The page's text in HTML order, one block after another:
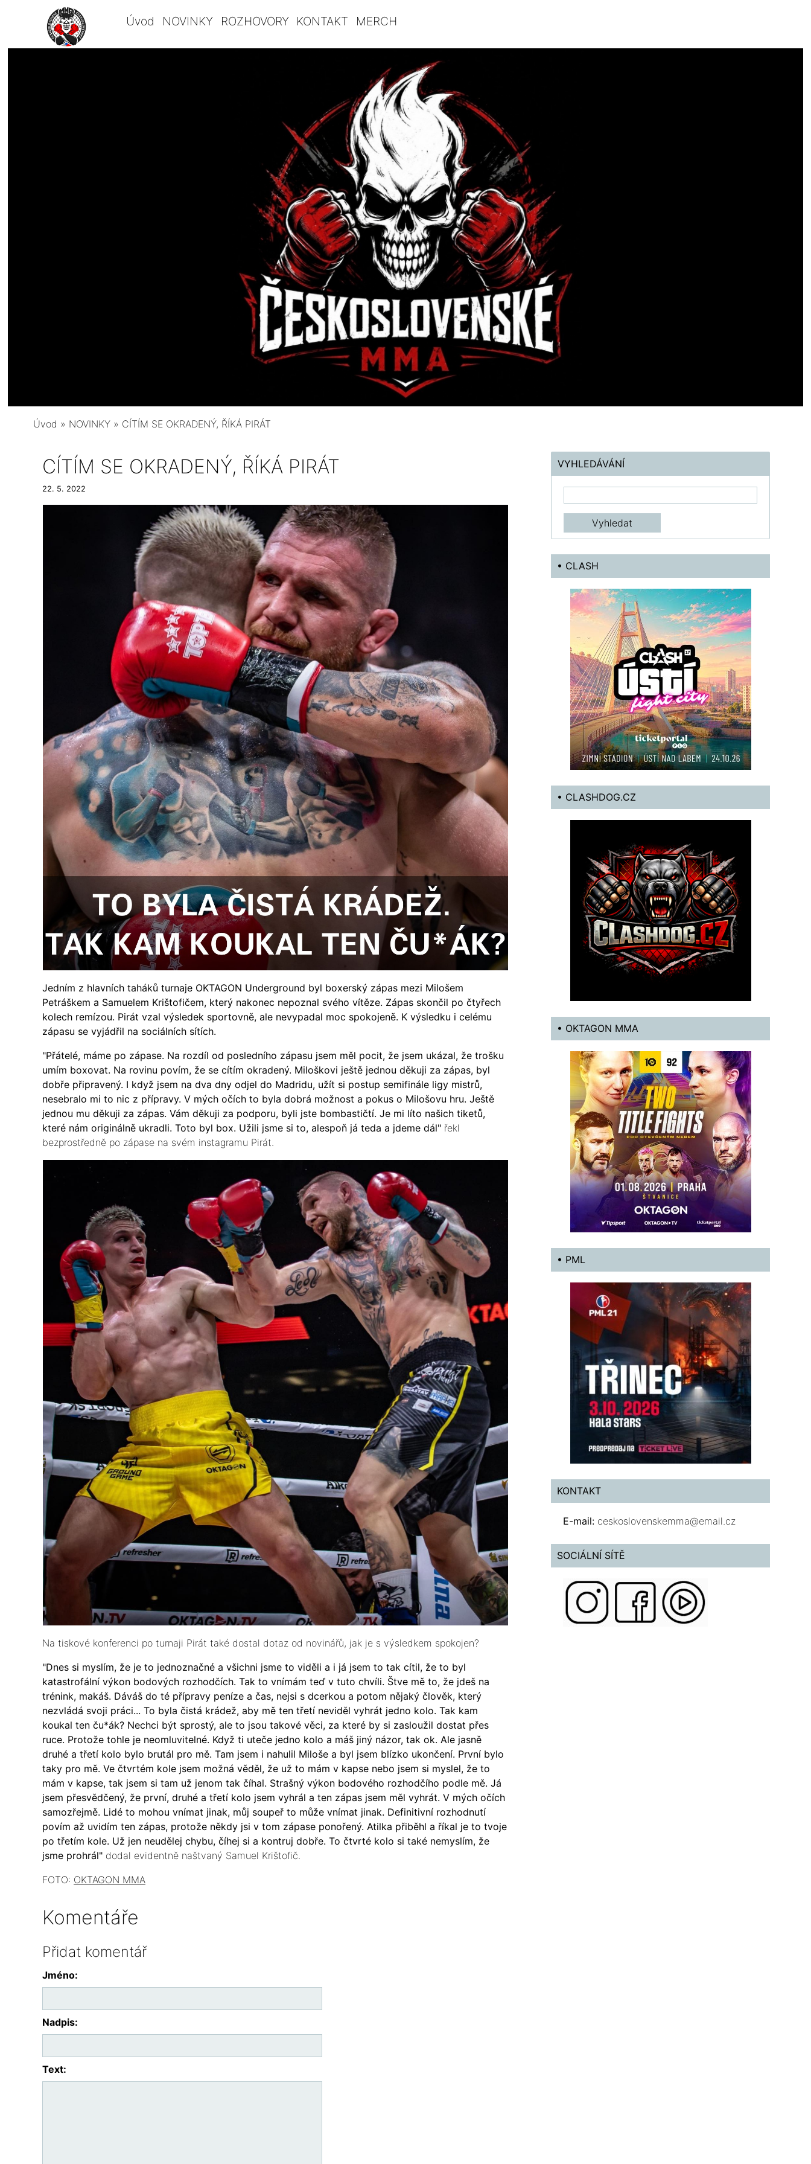
Úvod NOVINKY ROZHOVORY KONTAKT MERCH
Úvod » NOVINKY » CÍTÍM SE OKRADENÝ, ŘÍKÁ PIRÁT
CÍTÍM SE OKRADENÝ, ŘÍKÁ PIRÁT
22. 5. 2022
Jedním z hlavních taháků turnaje OKTAGON Underground byl boxerský zápas mezi Milošem
Petráškem a Samuelem Krištofičem, který nakonec nepoznal svého vítěze. Zápas skončil po čtyřech
kolech remízou. Pirát vzal výsledek sportovně, ale nevypadal moc spokojeně. K výsledku i celému
zápasu se vyjádřil na sociálních sítích.
"Přátelé, máme po zápase. Na rozdíl od posledního zápasu jsem měl pocit, že jsem ukázal, že trošku
umím boxovat. Na rovinu povím, že se cítím okradený. Miloškovi ještě jednou děkuji za zápas, byl
dobře připravený. I když jsem na dva dny odjel do Madridu, užít si postup semifinále ligy mistrů,
nesebralo mi to nic z přípravy. V mých očích to byla dobrá možnost a pokus o Milošovu hru. Ještě
jednou mu děkuji za zápas. Vám děkuji za podporu, byli jste bombastičtí. Je mi líto našich tiketů,
které nám originálně ukradli. Toto byl box. Užili jsme si to, alespoň já teda a jdeme dál" řekl
bezprostředně po zápase na svém instagramu Pirát.
Na tiskové konferenci po turnaji Pirát také dostal dotaz od novinářů, jak je s výsledkem spokojen?
"Dnes si myslím, že je to jednoznačné a všichni jsme to viděli a i já jsem to tak cítil, že to byl
katastrofální výkon bodových rozhodčích. Tak to vnímám teď v tuto chvíli. Štve mě to, že jdeš na
trénink, makáš. Dáváš do té přípravy peníze a čas, nejsi s dcerkou a potom nějaký člověk, který
nezvládá svoji práci... To byla čistá krádež, aby mě ten třetí neviděl vyhrát jedno kolo. Tak kam
koukal ten ču*ák? Nechci být sprostý, ale to jsou takové věci, za které by si zasloužil dostat přes
ruce. Protože tohle je neomluvitelné. Když ti uteče jedno kolo a máš jiný názor, tak ok. Ale jasně
druhé a třetí kolo bylo brutál pro mě. Tam jsem i nahulil Miloše a byl jsem blízko ukončení. První bylo
taky pro mě. Ve čtvrtém kole jsem možná věděl, že už to mám v kapse nebo jsem si myslel, že to
mám v kapse, tak jsem si tam už jenom tak číhal. Strašný výkon bodového rozhodčího podle mě. Já
jsem přesvědčený, že první, druhé a třetí kolo jsem vyhrál a ten zápas jsem měl vyhrát. V mých očích
samozřejmě. Lidé to mohou vnímat jinak, můj soupeř to může vnímat jinak. Definitivní rozhodnutí
povím až uvidím ten zápas, protože někdy jsi v tom zápase ponořený. Atilka přiběhl a říkal je to tvoje
po třetím kole. Už jen neudělej chybu, číhej si a kontruj dobře. To čtvrté kolo si také nemyslím, že
jsme prohrál" dodal evidentně naštvaný Samuel Krištofič.
FOTO: OKTAGON MMA
Komentáře
Přidat komentář
Jméno:
Nadpis:
Text:
VYHLEDÁVÁNÍ
• CLASH
• CLASHDOG.CZ
• OKTAGON MMA
• PML
KONTAKT
E-mail: ceskoslovenskemma@email.cz
SOCIÁLNÍ SÍTĚ